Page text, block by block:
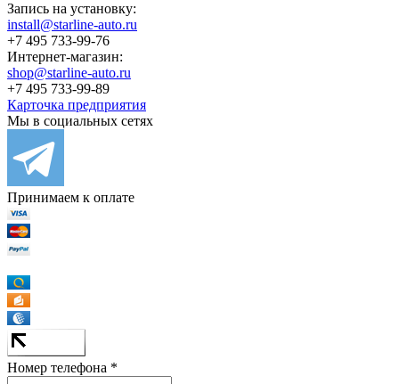
Запись на установку:
install@starline-auto.ru
+7 495 733-99-76
Интернет-магазин:
shop@starline-auto.ru
+7 495 733-99-89
Карточка предприятия
Мы в социальных сетях
Принимаем к оплате
Номер телефона *